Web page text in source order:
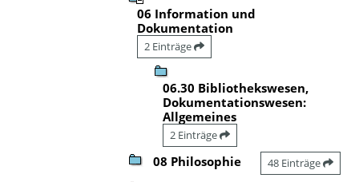
06 Information und
Dokumentation
2 Einträge
06.30 Bibliothekswesen,
Dokumentationswesen:
Allgemeines
2 Einträge
08 Philosophie 48 Einträge